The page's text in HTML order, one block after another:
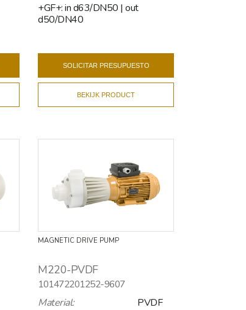
+GF+: in d63/DN50 | out
d50/DN40
SOLICITAR PRESUPUESTO
BEKIJK PRODUCT
MAGNETIC DRIVE PUMP
M220-PVDF
101472201252-9607
Material:
PVDF